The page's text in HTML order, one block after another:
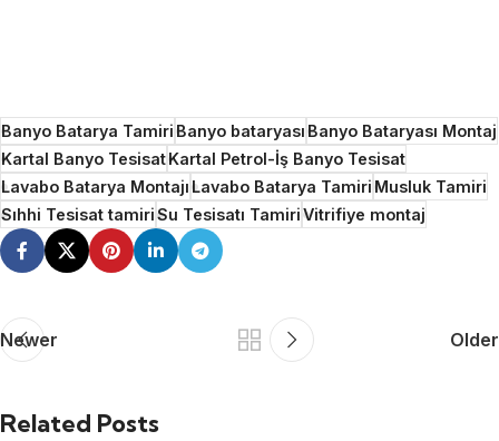
Banyo Batarya TamiriBanyo bataryasıBanyo Bataryası Montaj
Kartal Banyo TesisatKartal Petrol-İş Banyo Tesisat
Lavabo Batarya MontajıLavabo Batarya TamiriMusluk Tamiri
Sıhhi Tesisat tamiriSu Tesisatı TamiriVitrifiye montaj
Newer Older
Related Posts